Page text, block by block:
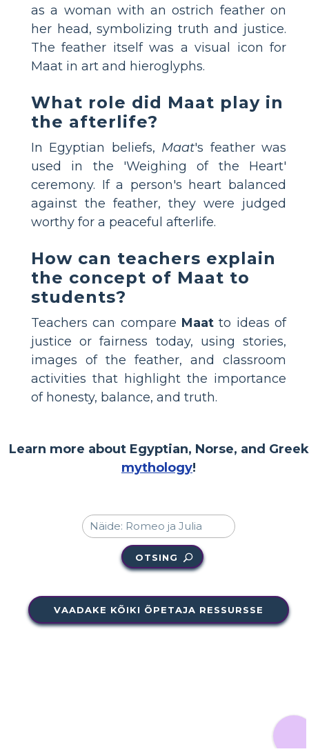
as a woman with an ostrich feather on
her head, symbolizing truth and justice.
The feather itself was a visual icon for
Maat in art and hieroglyphs.
What role did Maat play in
the afterlife?
In Egyptian beliefs, Maat's feather was
used in the 'Weighing of the Heart'
ceremony. If a person's heart balanced
against the feather, they were judged
worthy for a peaceful afterlife.
How can teachers explain
the concept of Maat to
students?
Teachers can compare Maat to ideas of
justice or fairness today, using stories,
images of the feather, and classroom
activities that highlight the importance
of honesty, balance, and truth.
Learn more about Egyptian, Norse, and Greek
mythology!
OTSING
VAADAKE KÕIKI ÕPETAJA RESSURSSE